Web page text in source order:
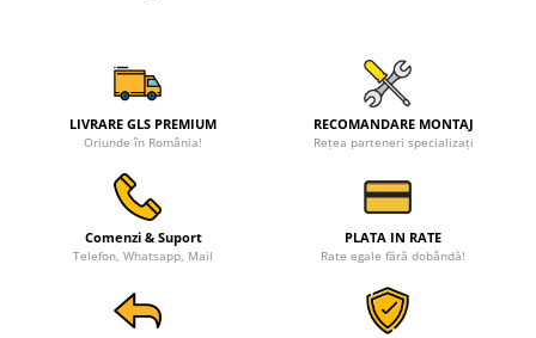
LIVRARE GLS PREMIUM
Oriunde în România!
RECOMANDARE MONTAJ
Rețea parteneri specializați
Comenzi & Suport
Telefon, Whatsapp, Mail
PLATA IN RATE
Rate egale fără dobândă!